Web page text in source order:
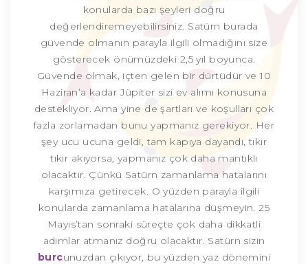
konularda bazı şeyleri doğru
değerlendiremeyebilirsiniz. Satürn burada
güvende olmanın parayla ilgili olmadığını size
gösterecek önümüzdeki 2,5 yıl boyunca.
Güvende olmak, içten gelen bir dürtüdür ve 10
Haziran’a kadar Jüpiter sizi ev alımı konusuna
destekliyor. Ama yine de şartları ve koşulları çok
fazla zorlamadan bunu yapmanız gerekiyor. Her
şey ucu ucuna geldi, tam kapıya dayandı, tıkır
tıkır akıyorsa, yapmanız çok daha mantıklı
olacaktır. Çünkü Satürn zamanlama hatalarını
karşımıza getirecek. O yüzden parayla ilgili
konularda zamanlama hatalarına düşmeyin. 25
Mayıs’tan sonraki süreçte çok daha dikkatli
adımlar atmanız doğru olacaktır. Satürn sizin
burcunuzdan çıkıyor, bu yüzden yaz dönemini